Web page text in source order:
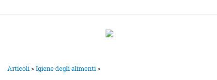
Articoli>Igiene degli alimenti>